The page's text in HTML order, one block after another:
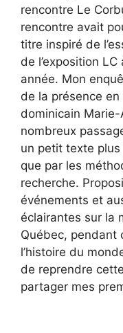
rencontre Le
rencontre avait
titre inspiré de
de l’exposition
année. Mon
de la présence
dominicain
nombreux
un petit texte
que par les
recherche.
événements et
éclairantes sur la
Québec, pendant
l’histoire du
de reprendre
partager mes